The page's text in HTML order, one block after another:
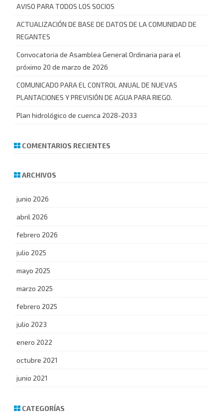
AVISO PARA TODOS LOS SOCIOS
ACTUALIZACIÓN DE BASE DE DATOS DE LA COMUNIDAD DE
REGANTES
Convocatoria de Asamblea General Ordinaria para el
próximo 20 de marzo de 2026
COMUNICADO PARA EL CONTROL ANUAL DE NUEVAS
PLANTACIONES Y PREVISIÓN DE AGUA PARA RIEGO.
Plan hidrológico de cuenca 2028-2033
COMENTARIOS RECIENTES
ARCHIVOS
junio 2026
abril 2026
febrero 2026
julio 2025
mayo 2025
marzo 2025
febrero 2025
julio 2023
enero 2022
octubre 2021
junio 2021
CATEGORÍAS